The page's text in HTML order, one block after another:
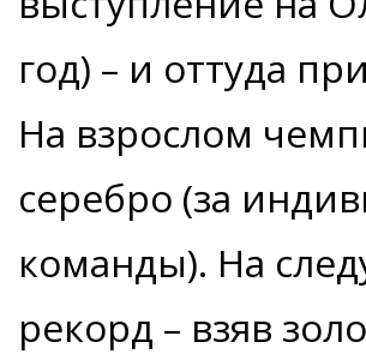
год) – и оттуда
На взрослом
серебро (за
команды). На
рекорд – взяв